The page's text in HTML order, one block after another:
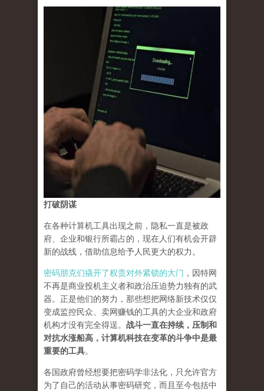
打破阴谋
在各种计算机工具出现之前，隐私一直是被政
府、企业和银行所霸占的，现在人们有机会开辟
新的战线，借助信息给予人民更大的权力。
密码朋克们撬开了权贵对外紧锁的大门 ，因特网
不再是商业投机主义者和政治压迫势力独有的武
器。正是他们的努力，那些想把网络新技术仅仅
变成监控民众、卖网赚钱的工具的大企业和政府
机构才没有完全得逞。 战斗一直在持续，压制和
对抗水涨船高，计算机科技在变革的斗争中是最
重要的工具。
各国政府曾经想要把密码学非法化，只允许官方
为了自己的活动从事密码研究，而且至今包括中